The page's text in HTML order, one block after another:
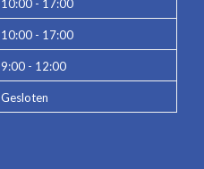
10:00 - 17:00
10:00 - 17:00
9:00 - 12:00
Gesloten